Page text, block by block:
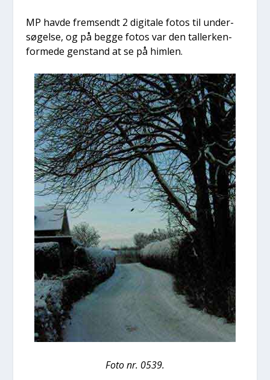
MP hav­de frem­sendt 2 digi­ta­le fotos til under­
sø­gel­se, og på beg­ge fotos var den tal­ler­ken­
for­me­de gen­stand at se på him­len.
Foto nr. 0539.